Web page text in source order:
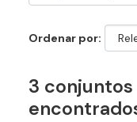
Ordenar por
3